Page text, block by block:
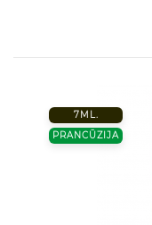
7ML.
PRANCŪZIJA